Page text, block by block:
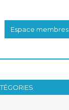
Espace membres